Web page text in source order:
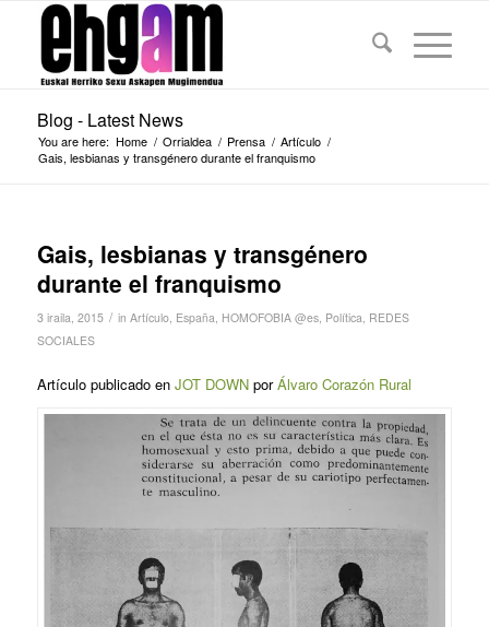
Blog - Latest News
You are here: Home / Orrialdea / Prensa / Artículo /
Gais, lesbianas y transgénero durante el franquismo
Gais, lesbianas y transgénero
durante el franquismo
3 iraila, 2015 / in Artículo, España, HOMOFOBIA @es, Política, REDES
SOCIALES
Artículo publicado enJOT DOWNporÁlvaro Corazón Rural